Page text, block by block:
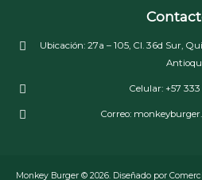
Ubicación: 27a – 105, Cl. 36d Sur,
Celular: +57
Correo:
Monkey Burger © 2026. Diseñado por